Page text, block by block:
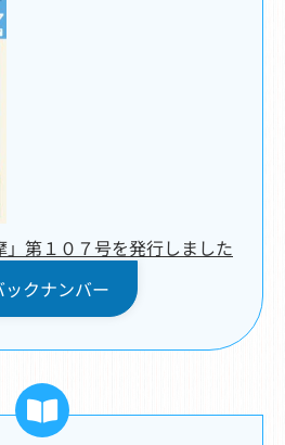
第１０７号を発行しました
ックナンバー